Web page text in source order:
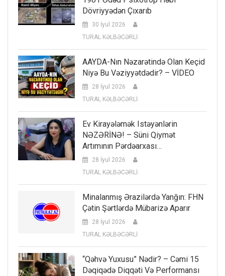
Dövriyyədən Çıxarıb
30 İyul 2026
TURAL KƏLBƏCƏRLİ
AAYDA-Nın Nəzarətində Olan Keçid
Niyə Bu Vəziyyətdədir? – VİDEO
28 İyul 2026
TURAL KƏLBƏCƏRLİ
Ev Kirayələmək Istəyənlərin
NƏZƏRİNƏ! – Süni Qiymət
Artımının Pərdəarxası…
28 İyul 2026
TURAL KƏLBƏCƏRLİ
Minalanmış Ərazilərdə Yanğın: FHN
Çətin Şərtlərdə Mübarizə Aparır
28 İyul 2026
TURAL KƏLBƏCƏRLİ
“Qəhvə Yuxusu” Nədir? – Cəmi 15
Dəqiqədə Diqqəti Və Performansı